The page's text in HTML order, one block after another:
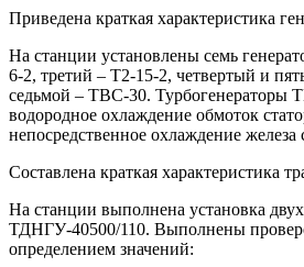
Приведена краткая характеристика
На станции установлены семь
6-2, третий – Т2-15-2, четвертый и
седьмой – ТВС-30. Турбогенераторы
водородное охлаждение обмоток
непосредственное охлаждение железа
Составлена краткая характеристика
На станции выполнена установка
ТДНГУ-40500/110. Выполнены
определением значений: